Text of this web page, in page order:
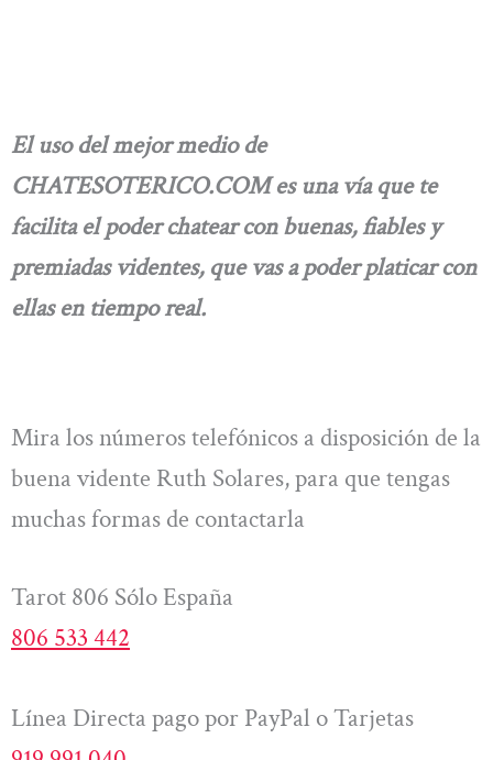
El uso del mejor medio de
CHATESOTERICO.COM es una vía que te
facilita el poder chatear con buenas, fiables y
premiadas videntes, que vas a poder platicar con
ellas en tiempo real.
Mira los números telefónicos a disposición de la
buena vidente Ruth Solares, para que tengas
muchas formas de contactarla
Tarot 806 Sólo España
806 533 442
Línea Directa pago por PayPal o Tarjetas